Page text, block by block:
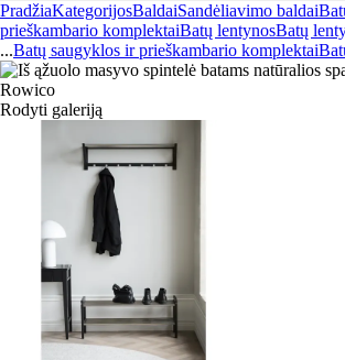
PradžiaKategorijosBaldaiSandėliavimo baldai
prieškambario komplektaiBatų lentynosBatų
...Batų saugyklos ir prieškambario komplektai
Rodyti galeriją